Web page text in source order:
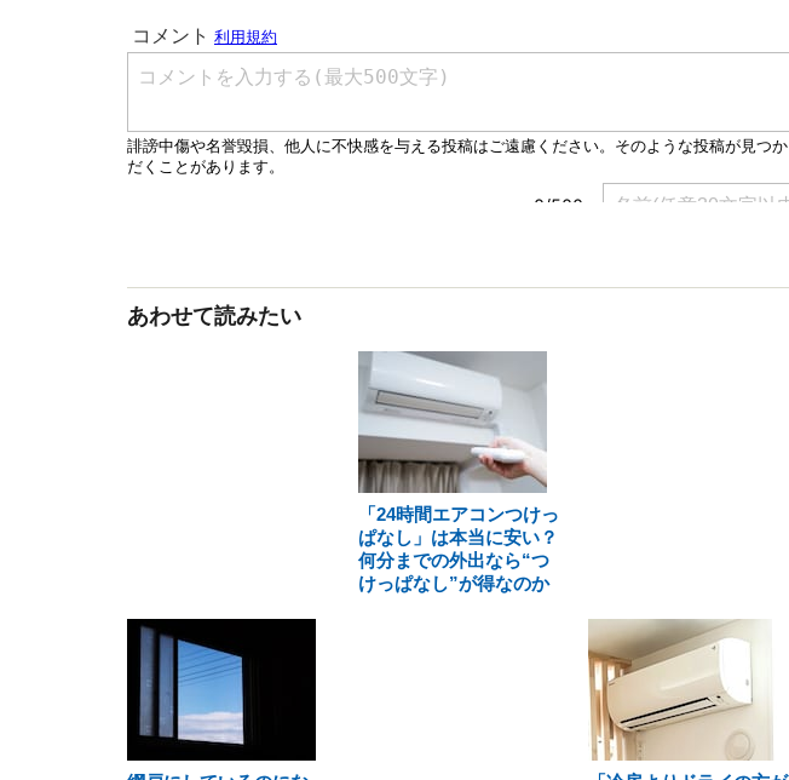
あわせて読みたい
「24時間エアコンつけっ
ぱなし」は本当に安い？
何分までの外出なら“つ
けっぱなし”が得なのか